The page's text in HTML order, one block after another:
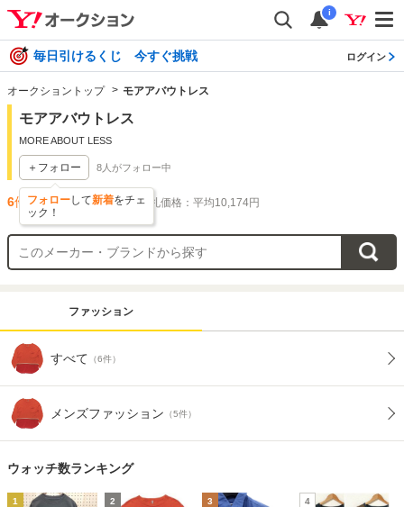
i
毎日引けるくじ 今すぐ挑戦 ログイン
オークショントップ モアアバウトレス
モアアバウトレス
MORE ABOUT LESS
＋フォロー
フォローして新着をチェ
ック！
8 人がフォロー中
6件出品されています 落札価格：平均10,174円
ファッション
すべて （6件）
メンズファッション （5件）
ウォッチ数ランキング
1 2 3 4